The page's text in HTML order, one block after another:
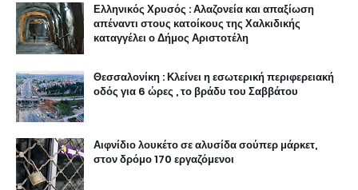
Ελληνικός Χρυσός : Αλαζονεία και απαξίωση
απέναντι στους κατοίκους της Χαλκιδικής
καταγγέλει ο Δήμος Αριστοτέλη
Θεσσαλονίκη : Κλείνει η εσωτερική περιφερειακή
οδός για 6 ώρες , το βράδυ του Σαββάτου
Αιφνίδιο λουκέτο σε αλυσίδα σούπερ μάρκετ,
στον δρόμο 170 εργαζόμενοι